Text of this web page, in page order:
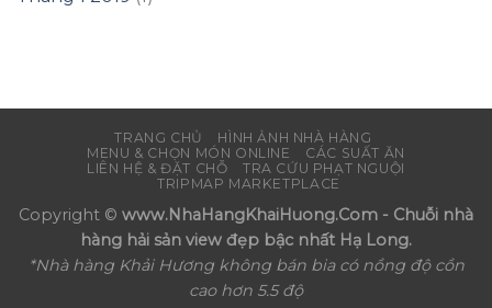
TRANG CHỦ
HÌNH ẢNH NHÀ HÀNG
MENU & CHỌN MÓN ONLINE
CÁC SUẤT ĂN
LIÊN HỆ & ĐẶT CHỖ
TRA CỨU PHẠT NGUỘI
TRIPMAP MARKETPLACE
Copyright © www.NhaHangKhaiHuong.Com - Chuỗi nhà
hàng hải sản view đẹp bậc nhất Hạ Long.
*Nhà hàng Khải Hương không bán bia có nồng độ cồn
cao hơn 5.5 độ